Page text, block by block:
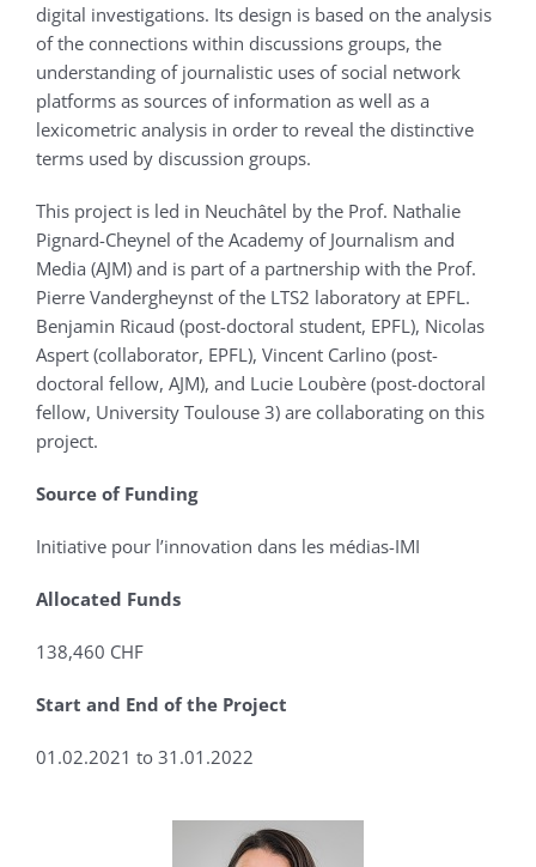
digital investigations. Its design is based on the analysis
of the connections within discussions groups, the
understanding of journalistic uses of social network
platforms as sources of information as well as a
lexicometric analysis in order to reveal the distinctive
terms used by discussion groups.
This project is led in Neuchâtel by the Prof. Nathalie
Pignard-Cheynel of the Academy of Journalism and
Media (AJM) and is part of a partnership with the Prof.
Pierre Vandergheynst of the LTS2 laboratory at EPFL.
Benjamin Ricaud (post-doctoral student, EPFL), Nicolas
Aspert (collaborator, EPFL), Vincent Carlino (post-
doctoral fellow, AJM), and Lucie Loubère (post-doctoral
fellow, University Toulouse 3) are collaborating on this
project.
Source of Funding
Initiative pour l’innovation dans les médias-IMI
Allocated Funds
138,460 CHF
Start and End of the Project
01.02.2021 to 31.01.2022